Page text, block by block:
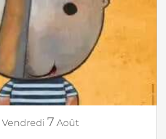
Vendredi 7 Août